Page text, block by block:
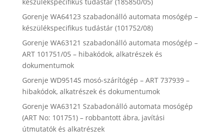
Gorenje WA64123 szabadonálló automata mosógép –
készülékspecifikus tudástár (101752/08)
Gorenje WA63121 szabadonálló automata mosógép –
ART 101751/05 – hibakódok, alkatrészek és
dokumentumok
Gorenje WD9514S mosó-szárítógép – ART 737939 –
hibakódok, alkatrészek és dokumentumok
Gorenje WA63121 Szabadonálló automata mosógép
(ART No: 101751) – robbantott ábra, javítási
útmutatók és alkatrészek